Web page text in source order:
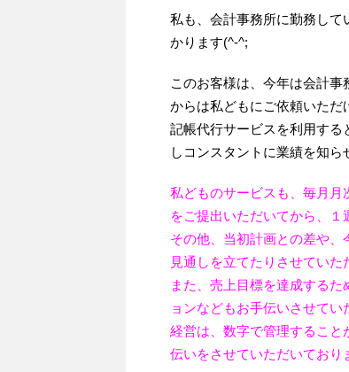
私も、会計事務所に勤務して
かります(^-^;
このお客様は、今年は会計
からは私どもにご依頼いただ
記帳代行サービスを利用す
しコンスタントに業績を知ら
私どものサービスも、毎月
をご提出いただいてから、１
その他、当初計画との差や
見通しを立てたりさせていた
また、売上目標を達成する
ョンなどもお手伝いさせてい
経営は、数字で管理するこ
伝いをさせていただいており